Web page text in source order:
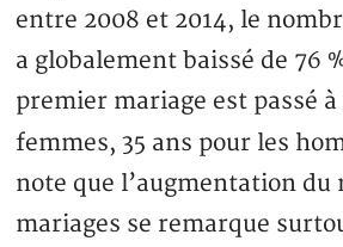
entre 2008 et 2014, le
a globalement baissé de 76
premier mariage est passé à
femmes, 35 ans pour les
note que l’augmentation du
mariages se remarque